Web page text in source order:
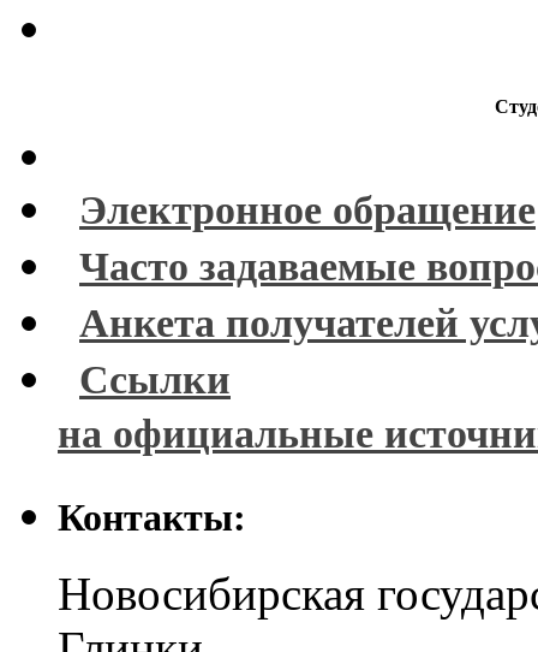
Электронное обращение
Часто задаваемые
Анкета получателей
Ссылки
на официальные
Контакты:
Новосибирская